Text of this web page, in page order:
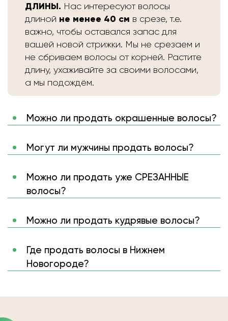
ДЛИНЫ. Нас интересуют волосы
длиной не менее 40 см в срезе, т.е.
важно, чтобы оставался запас для
вашей новой стрижки. Мы не срезаем и
не сбриваем волосы от корней. Растите
длину, ухаживайте за своими волосами,
а мы подождём.
Можно ли продать окрашенные волосы?
Могут ли мужчины продать волосы?
Можно ли продать уже СРЕЗАННЫЕ
волосы?
Можно ли продать кудрявые волосы?
Где продать волосы в Нижнем
Новогороде?